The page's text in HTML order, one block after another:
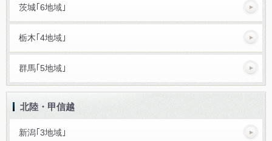
茨城｢6地域｣
栃木｢4地域｣
群馬｢5地域｣
北陸・甲信越
新潟｢3地域｣